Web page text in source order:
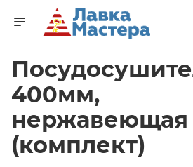
400мм,
нержавеющая
(комплект)